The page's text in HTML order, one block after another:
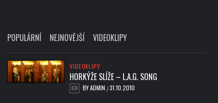
POPULÁRNÍ NEJNOVĚJŠÍ VIDEOKLIPY
VIDEOKLIPY
HORKÝŽE SLÍŽE – L.A.G. SONG
BYADMIN /31.10.2010